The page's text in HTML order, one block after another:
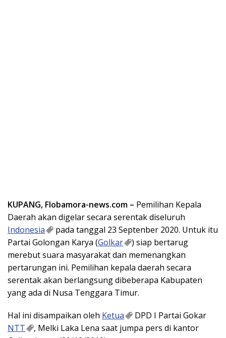
KUPANG, Flobamora-news.com – Pemilihan Kepala
Daerah akan digelar secara serentak diseluruh
Indonesia
pada tanggal 23 Septenber 2020. Untuk itu
Partai Golongan Karya (Golkar
) siap bertarug
merebut suara masyarakat dan memenangkan
pertarungan ini. Pemilihan kepala daerah secara
serentak akan berlangsung dibeberapa Kabupaten
yang ada di Nusa Tenggara Timur.
Hal ini disampaikan oleh Ketua
DPD I Partai Gokar
NTT
, Melki Laka Lena saat jumpa pers di kantor